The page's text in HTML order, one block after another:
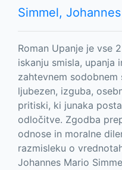
Simmel,
Roman Upanje je vse
iskanju smisla, upanja
zahtevnem
ljubezen, izguba,
pritiski, ki junaka
odločitve. Zgodba
odnose in moralne
razmisleku o
Johannes Mario